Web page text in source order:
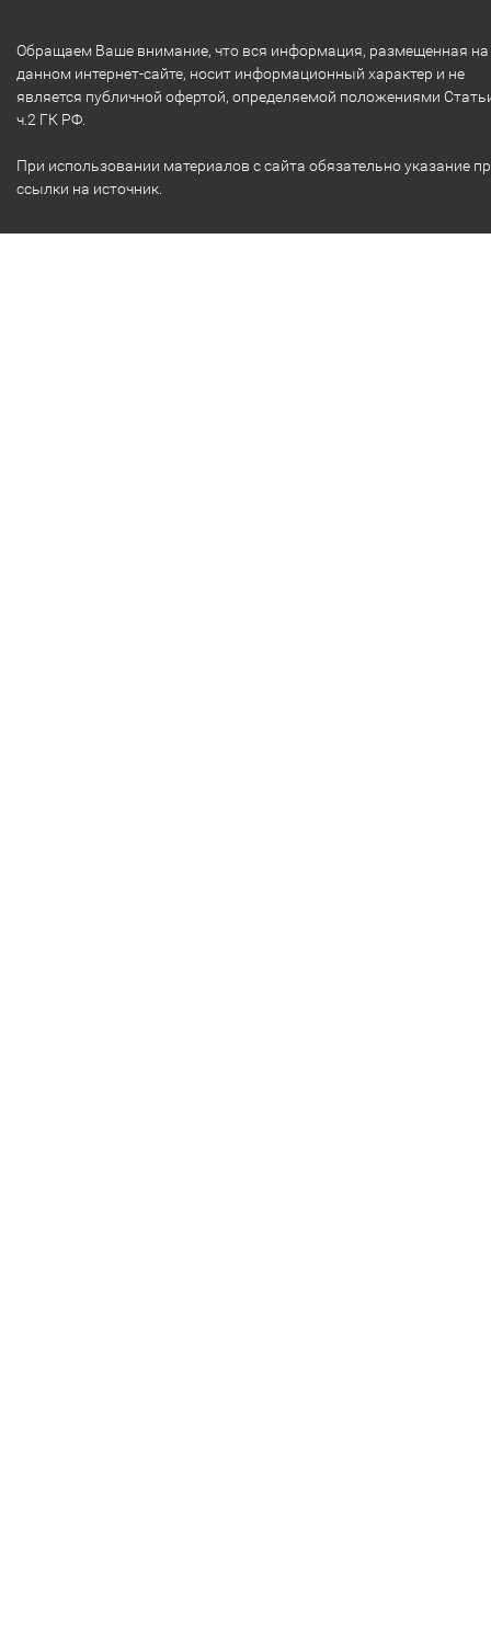
Обращаем Ваше внимание, что вся информация, размещенная на
данном интернет-сайте, носит информационный характер и не
является публичной офертой, определяемой положениями
ч.2 ГК РФ.
При использовании материалов с сайта обязательно указание
ссылки на источник.